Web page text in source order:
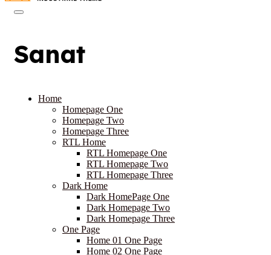
Sanat
Home
RTL Home
RTL Homepage One
RTL Homepage Two
RTL Homepage Three
Dark Home
Dark HomePage One
Dark Homepage Two
Dark Homepage Three
One Page
Home 01 One Page
Home 02 One Page
Home 03 One Page
Pages
About Us